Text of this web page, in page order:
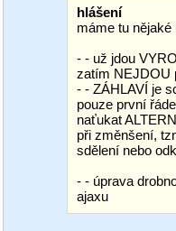
hlášení
máme tu nějaké
- - už jdou
zatím NEJDOU
- - ZÁHLAVÍ je
pouze první
naťukat
při změnšení,
sdělení nebo
- - úprava
ajaxu